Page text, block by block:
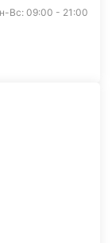
Вс: 09:00 - 21:00